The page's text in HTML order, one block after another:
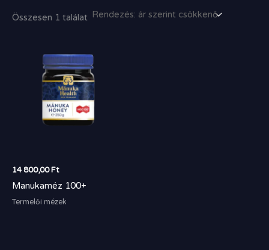
Összesen 1 találat
14 800,00Ft
Manukaméz 100+
Termelői mézek